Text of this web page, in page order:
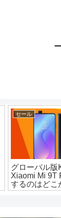
セール
グローバル版
Xiaomi Mi 9T
するのはどこ
め？各ショッ